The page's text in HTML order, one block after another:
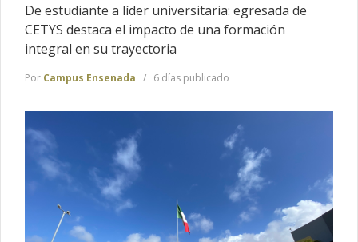
De estudiante a líder universitaria: egresada de
CETYS destaca el impacto de una formación
integral en su trayectoria
Por Campus Ensenada 6 días publicado